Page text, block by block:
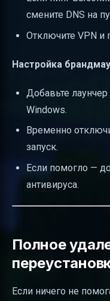
смените DNS на
Отключите VPN и
Настройка
Добавьте
Windows.
Временно
запуск.
Если помогло —
антивируса.
Полное
Если ничего не